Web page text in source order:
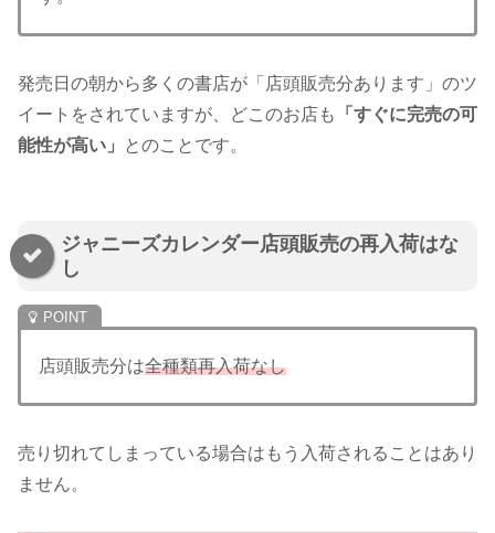
発売日の朝から多くの書店が「店頭販売分あります」のツ
イートをされていますが、どこのお店も
「すぐに完売の可
能性が高い」
とのことです。
ジャニーズカレンダー店頭販売の再入荷はな
し
店頭販売分は全種類再入荷なし
売り切れてしまっている場合はもう入荷されることはあり
ません。